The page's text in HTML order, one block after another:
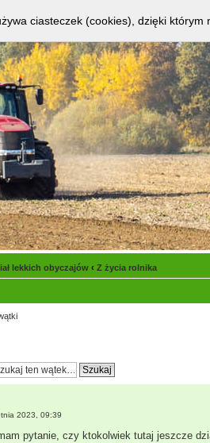
lekkich obyczajów ‹ Z życia rolnika
2023, 09:39
pytanie, czy ktokolwiek tutaj jeszcze
ciasteczek (cookies), dzięki którym